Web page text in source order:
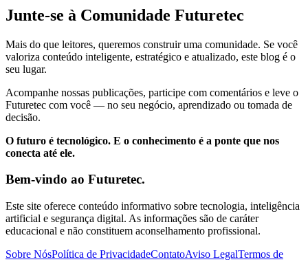
Junte-se à Comunidade Futuretec
Mais do que leitores, queremos construir uma comunidade. Se você
valoriza conteúdo inteligente, estratégico e atualizado, este blog é o
seu lugar.
Acompanhe nossas publicações, participe com comentários e leve o
Futuretec com você — no seu negócio, aprendizado ou tomada de
decisão.
O futuro é tecnológico. E o conhecimento é a ponte que nos
conecta até ele.
Bem-vindo ao Futuretec.
Este site oferece conteúdo informativo sobre tecnologia, inteligência
artificial e segurança digital. As informações são de caráter
educacional e não constituem aconselhamento profissional.
Sobre NósPolítica de PrivacidadeContatoAviso LegalTermos de